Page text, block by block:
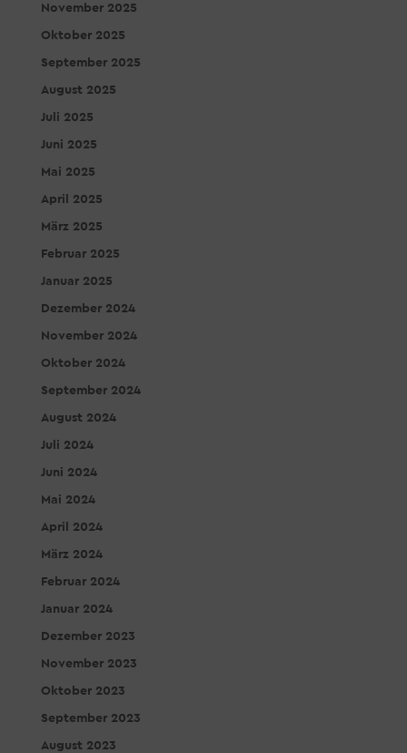
November 2025
Oktober 2025
September 2025
August 2025
Juli 2025
Juni 2025
Mai 2025
April 2025
März 2025
Februar 2025
Januar 2025
Dezember 2024
November 2024
Oktober 2024
September 2024
August 2024
Juli 2024
Juni 2024
Mai 2024
April 2024
März 2024
Februar 2024
Januar 2024
Dezember 2023
November 2023
Oktober 2023
September 2023
August 2023